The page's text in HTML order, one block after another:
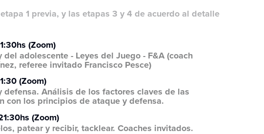
1 previa, y las etapas 3 y 4 de acuerdo al detalle
(Zoom)
adolescente - Leyes del Juego - F&A (coach
referee invitado Francisco Pesce)
(Zoom)
defensa. Análisis de los factores claves de las
con los principios de ataque y defensa.
(Zoom)
patear y recibir, tacklear. Coaches invitados.